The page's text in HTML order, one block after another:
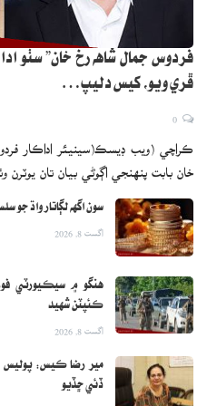
فردوس جمال شاهه رخ خان” سٺو
ڦري ويو، کيس دليپ…
ڪراچي (ويب ڊيسڪ(سينيئر اداڪار
خان بابت پنهنجي اڳوڻي بيان تان
سون اگهه لڳاتار واڌ جو سلسلو جاري ،
اگست 8, 2026
ڪئپٽن شهيد
اگست 8, 2026
مير رضا ڪيس: پوليس
ڏئي ڇڏيو